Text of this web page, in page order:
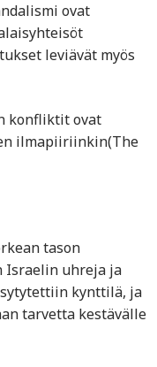
ovat
leviävät myös
konfliktit ovat
ilmapiiriinkin​(The
tason
Israelin uhreja ja
kynttilä, ja
tarvetta kestävälle